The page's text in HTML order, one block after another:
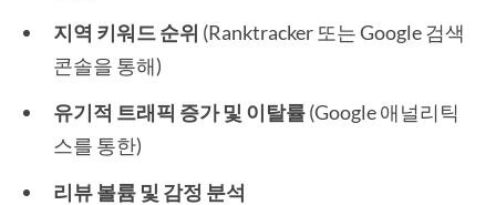
지역 키워드 순위 (Ranktracker 또는 Google 검색
콘솔을 통해)
유기적 트래픽 증가 및 이탈률(Google 애널리틱
스를 통한)
리뷰 볼륨 및 감정 분석